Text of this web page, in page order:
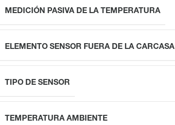
MEDICIÓN PASIVA DE LA TEMPERATURA
ELEMENTO SENSOR FUERA DE LA CARCASA
TIPO DE SENSOR
TEMPERATURA AMBIENTE